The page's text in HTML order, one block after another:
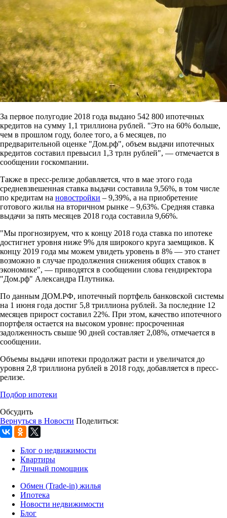
За первое полугодие 2018 года выдано 542 800 ипотечных
кредитов на сумму 1,1 триллиона рублей. "Это на 60% больше,
чем в прошлом году, более того, а 6 месяцев, по
предварительной оценке "Дом.рф", объем выдачи ипотечных
кредитов составил превысил 1,3 трлн рублей", — отмечается в
сообщении госкомпании.
Также в пресс-релизе добавляется, что в мае этого года
средневзвешенная ставка выдачи составила 9,56%, в том числе
по кредитам на новостройки – 9,39%, а на приобретение
готового жилья на вторичном рынке – 9,63%. Средняя ставка
выдачи за пять месяцев 2018 года составила 9,66%.
"Мы прогнозируем, что к концу 2018 года ставка по ипотеке
достигнет уровня ниже 9% для широкого круга заемщиков. К
концу 2019 года мы можем увидеть уровень в 8% — это станет
возможно в случае продолжения снижения общих ставок в
экономике", — приводятся в сообщении слова гендиректора
"Дом.рф" Александра Плутника.
По данным ДОМ.РФ, ипотечный портфель банковской системы
на 1 июня года достиг 5,8 триллиона рублей. За последние 12
месяцев прирост составил 22%. При этом, качество ипотечного
портфеля остается на высоком уровне: просроченная
задолженность свыше 90 дней составляет 2,08%, отмечается в
сообщении.
Объемы выдачи ипотеки продолжат расти и увеличатся до
уровня 2,8 триллиона рублей в 2018 году, добавляется в пресс-
релизе.
Подбор ипотеки
Обсудить
Вернуться в Новости Поделиться:
Блог о недвижимости
Квартиры
Личный помощник
Обмен (Trade-in) жилья
Ипотека
Новости недвижимости
Блог